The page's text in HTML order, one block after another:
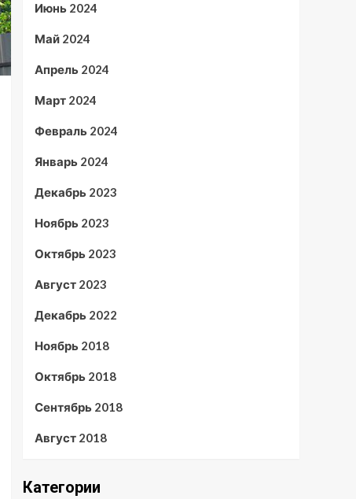
Июнь 2024
Май 2024
Апрель 2024
Март 2024
Февраль 2024
Январь 2024
Декабрь 2023
Ноябрь 2023
Октябрь 2023
Август 2023
Декабрь 2022
Ноябрь 2018
Октябрь 2018
Сентябрь 2018
Август 2018
Категории